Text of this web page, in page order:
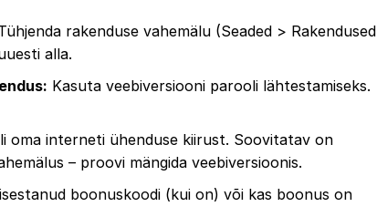
rakenduse vahemälu (Seaded > Rakendused
alla.
Kasuta veebiversiooni parooli lähtestamiseks.
oma interneti ühenduse kiirust. Soovitatav on
– proovi mängida veebiversioonis.
boonuskoodi (kui on) või kas boonus on